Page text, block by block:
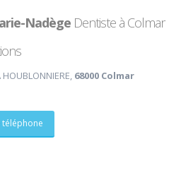
Nadège Dentiste à Colmar
HOUBLONNIERE, 68000 Colmar